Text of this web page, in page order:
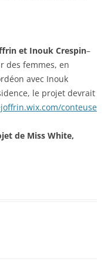
et Inouk Crespin–
des femmes, en
avec Inouk
le projet devrait
conteuse
de Miss White,